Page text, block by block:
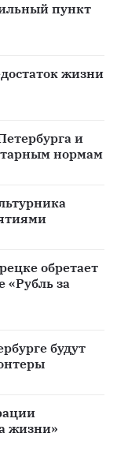
пункт
жизни
и
нормам
обретает
«Рубль за
будут
жизни»